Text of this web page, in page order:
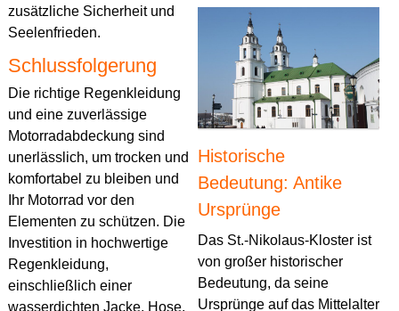
zusätzliche Sicherheit und
Seelenfrieden.
Schlussfolgerung
Die richtige Regenkleidung
und eine zuverlässige
Motorradabdeckung sind
unerlässlich, um trocken und
komfortabel zu bleiben und
Ihr Motorrad vor den
Elementen zu schützen. Die
Investition in hochwertige
Regenkleidung,
einschließlich einer
wasserdichten Jacke, Hose,
Historische
Bedeutung: Antike
Ursprünge
Das St.-Nikolaus-Kloster ist
von großer historischer
Bedeutung, da seine
Ursprünge auf das Mittelalter